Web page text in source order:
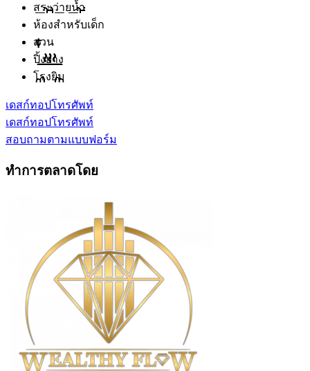
สระว่ายน้ำ
ห้องสำหรับเด็ก
สวน
ปิ้งย่าง
โรงยิม
เดสก์ทอปโทรศัพท์
เดสก์ทอปโทรศัพท์
สอบถามตามแบบฟอร์ม
ทำการตลาดโดย